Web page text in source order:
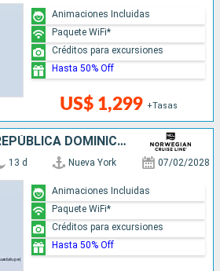
US$ 1,299 +Tasas
Animaciones Incluidas
Paquete WiFi*
Créditos para excursiones
Hasta 50% Off
ESTADOS UNIDOS, REPÚBLICA DOMINICANA, PUERTO RICO, SAN MARTÍN
13 d Nueva York 07/02/2028
Animaciones Incluidas
Paquete WiFi*
Créditos para excursiones
Hasta 50% Off